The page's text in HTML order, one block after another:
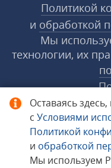
Оставаясь
с Условиями
Политикой
и обработкой
Мы используем
Политикой
и обработкой
Мы
технологии, их
© 1998−2026